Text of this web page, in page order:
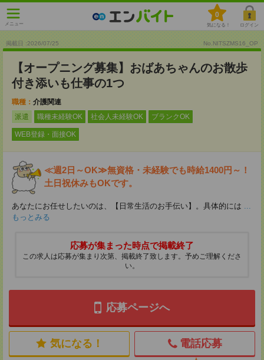
メニュー
0
気になる！ ログイン
掲載日 :2026/07/25 No.NITSZMS16_OP
【オープニング募集】おばあちゃんのお散歩
付き添いも仕事の1つ
職種： 介護関連
派遣
職種未経験OK 社会人未経験OK ブランクOK
WEB登録・面接OK
≪週2日～OK≫無資格・未経験でも時給1400円～！
土日祝休みもOKです。
あなたにお任せしたいのは、【日常生活のお手伝い】。具体的には ...
もっとみる
応募が集まった時点で掲載終了
この求人は応募が集まり次第、掲載終了致します。予めご理解くださ
い。
応募ページへ
気になる！ 電話応募